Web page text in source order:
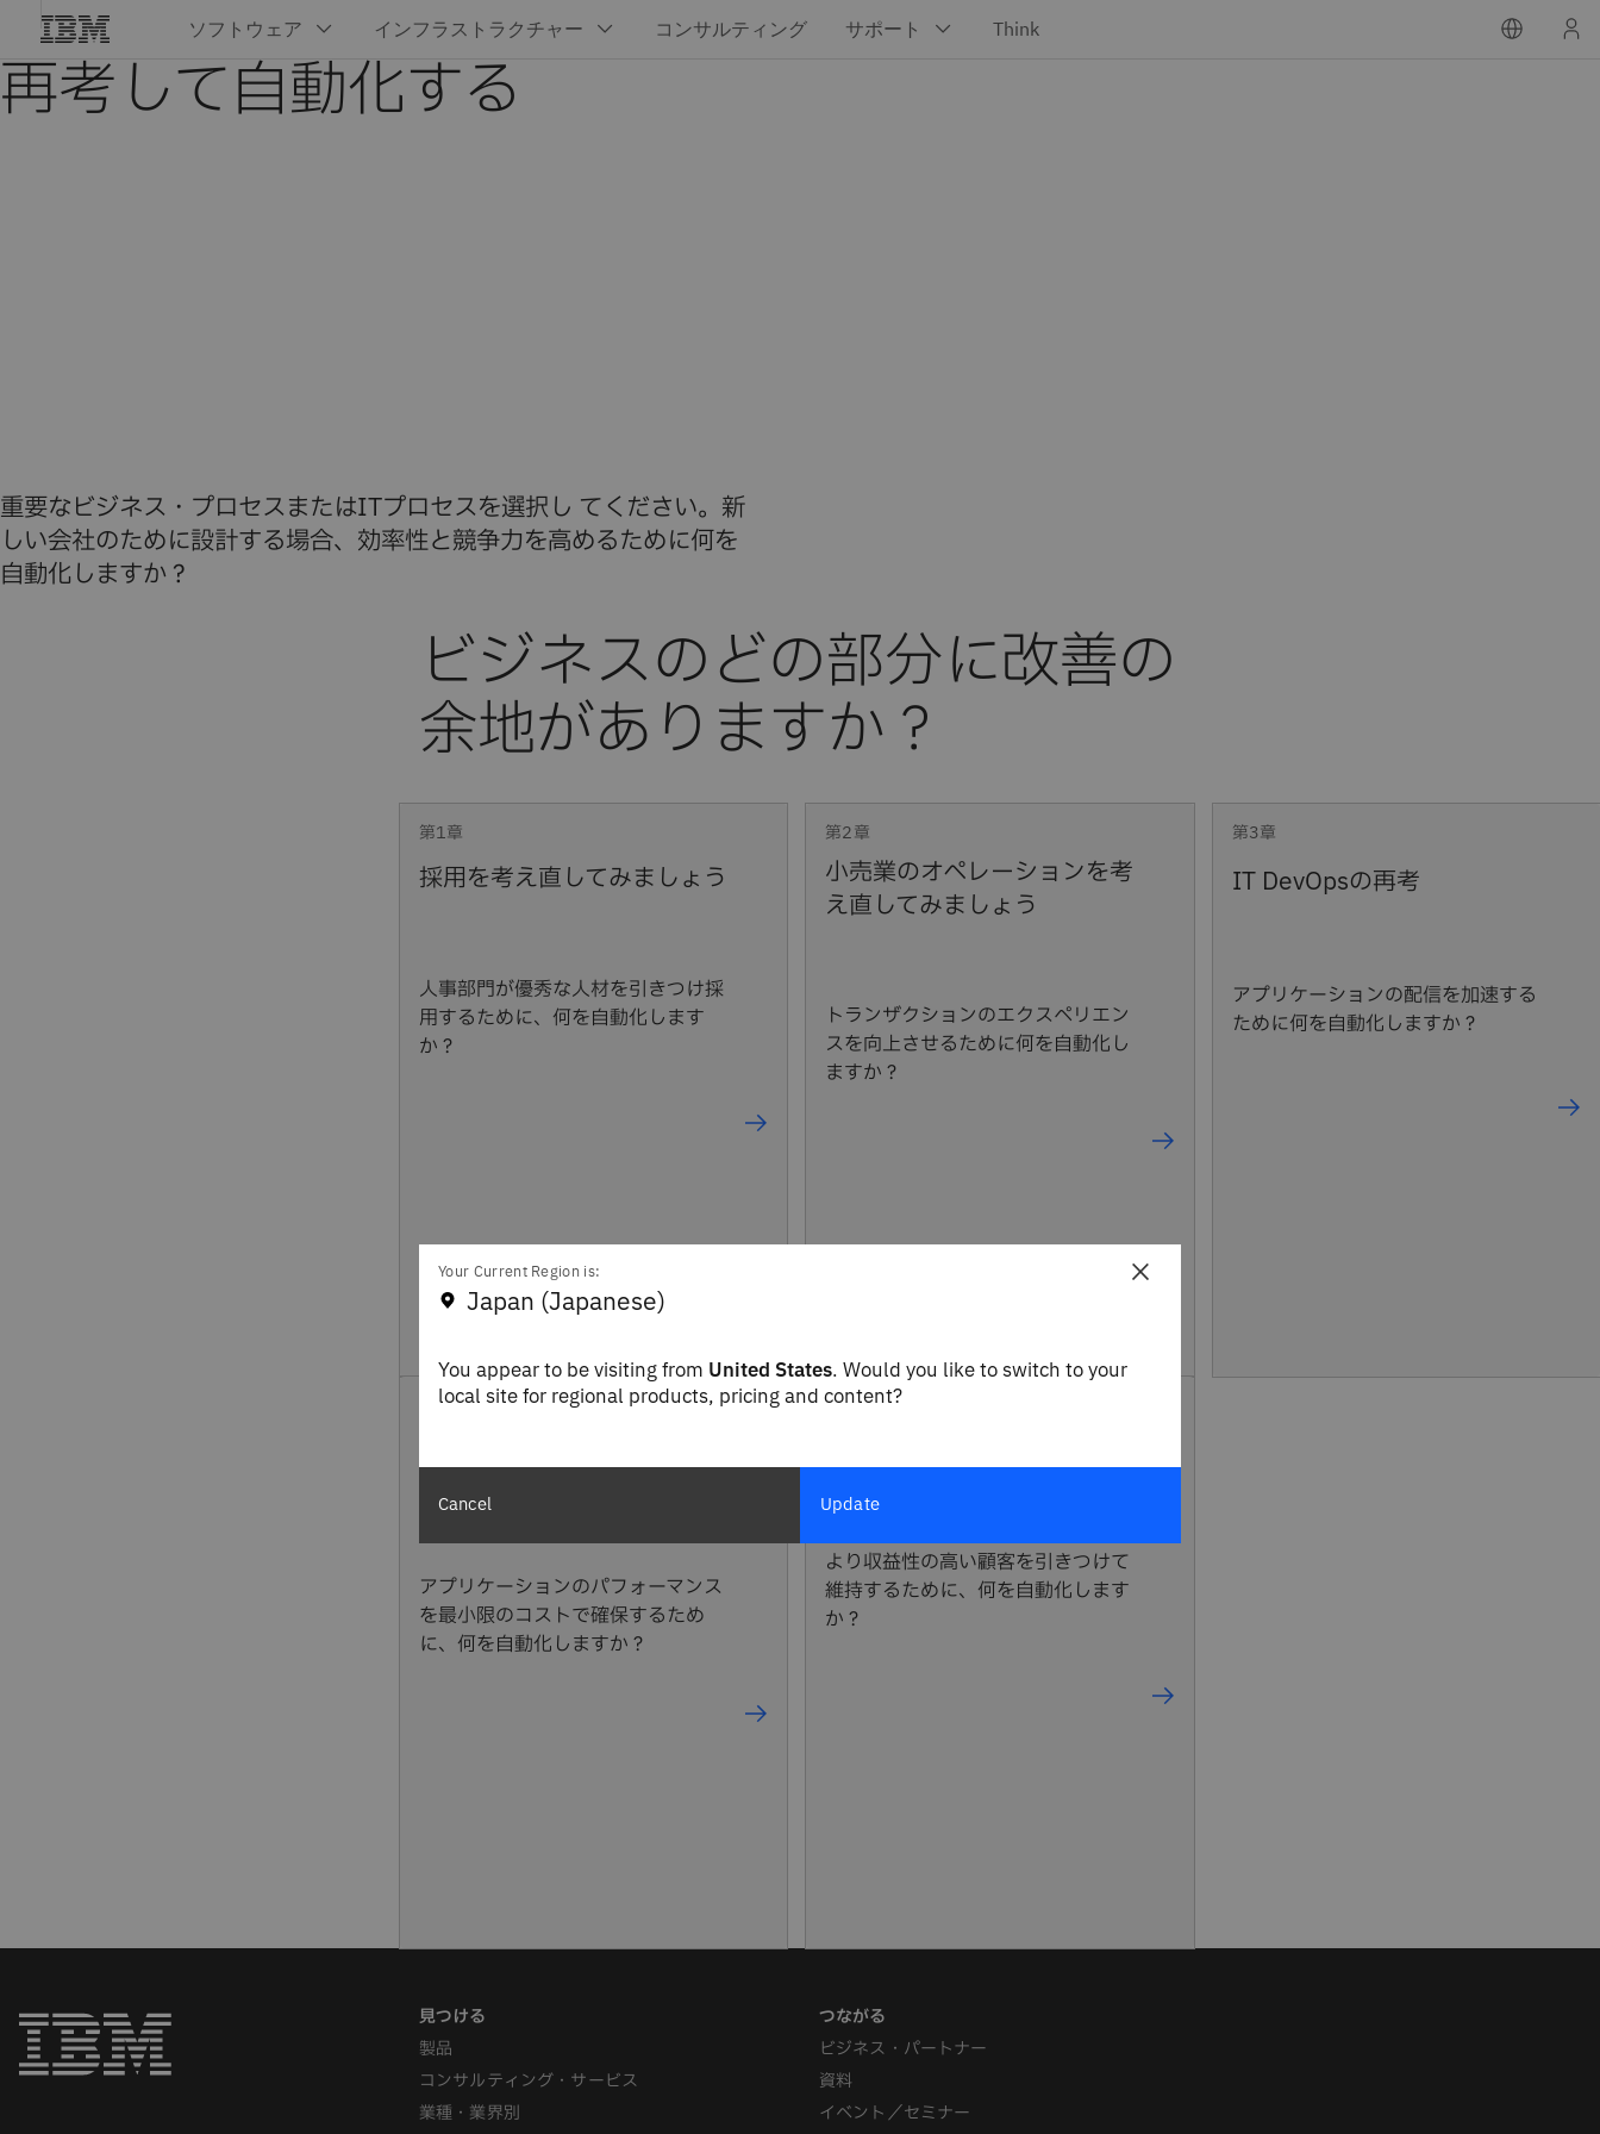
再考して自動化する
重要なビジネス・プロセスまたはITプロセスを選択し てください。新
しい会社のために設計する場合、効率性と競争力を高めるために何を
自動化しますか？
第1章
採用を考え直してみましょう
人事部門が優秀な人材を引きつけ採
用するために、何を自動化します
か？
第2章
小売業のオペレーションを考
え直してみましょう
トランザクションのエクスペリエン
スを向上させるために何を自動化し
ますか？
第3章
IT DevOpsの再考
アプリケーションの配信を加速する
ために何を自動化しますか？
第4章
考え直してみましょう
アプリケーションのパフォーマンス
を最小限のコストで確保するため
に、何を自動化しますか？
第5章
より収益性の高い顧客を引きつけて
維持するために、何を自動化します
か？
製品
コンサルティング・サービス
業種・業界別
ビジネス・パートナー
資料
イベント／セミナー
×
Your Current Region is:
Japan (Japanese)
You appear to be visiting from United States. Would you like to switch to your
local site for regional products, pricing and content?
Cancel Update